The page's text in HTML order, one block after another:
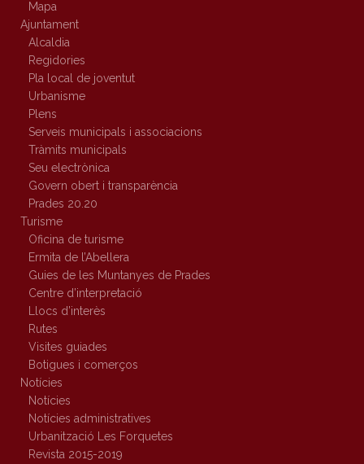
Mapa
Ajuntament
Alcaldia
Regidories
Pla local de joventut
Urbanisme
Plens
Serveis municipals i associacions
Tràmits municipals
Seu electrònica
Govern obert i transparència
Prades 20.20
Turisme
Oficina de turisme
Ermita de l’Abellera
Guies de les Muntanyes de Prades
Centre d’interpretació
Llocs d’interès
Rutes
Visites guiades
Botigues i comerços
Notícies
Notícies
Notícies administratives
Urbanització Les Forquetes
Revista 2015-2019